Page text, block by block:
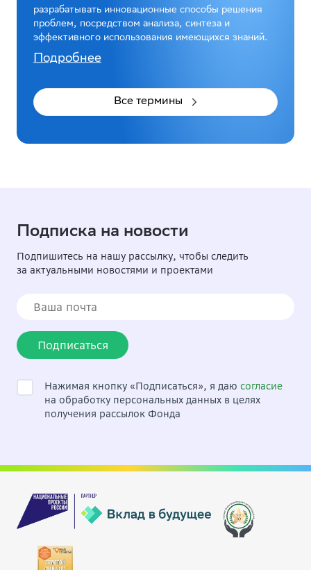
разрабатывать инновационные способы решения
проблем, посредством анализа, синтеза и
эффективного использования имеющихся знаний.
Подробнее
Все термины
Подписка на новости
Подпишитесь на нашу рассылку, чтобы следить
за актуальными новостями и проектами
Подписаться
Нажимая кнопку «Подписаться», я даю согласие
на обработку персональных данных в целях
получения рассылок Фонда